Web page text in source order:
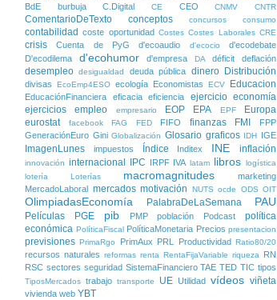
BdE burbuja C.Digital CE CEO CNMV CNTR
ComentarioDeTexto conceptos concursos consumo
contabilidad coste oportunidad Costes Costes Laborales CRE
crisis Cuenta de PyG d'ecoaudio d'ecocio
d'ecodebate
D'ecodilema
d'ecohumor d'empresa DA déficit deflación
desempleo desigualdad deuda pública dinero Distribución
divisas EcoEmp4ESO ecología Economistas ECV Educacion
EducaciónFinanciera eficacia eficiencia
ejercicio economía
ejercicios
empleo empresario EOP EPA EPF
Europa
eurostat
facebook FAG FED FIFO finanzas FMI
FPP
GeneraciónEuro Gini Globalización Glosario graficos IDH IGE
ImagenLunes impuestos Índice Inditex INE inflación
innovación internacional IPC IRPF IVA latam libros logística
lotería
Loterías macromagnitudes
marketing
MercadoLaboral mercados motivación NUTS ocde ODS OIT
OlimpiadasEconomía PalabraDeLaSemana PAU
Películas PGE pib PMP población Podcast
política
económica PolíticaFiscal PolíticaMonetaria Precios presentacion
previsiones PrimaRgo PrimAux PRL Productividad Ratio80/20
recursos naturales reformas renta RentaFijaVariable riqueza
RN
RSC sectores seguridad SistemaFinanciero TAE TED TIC tipos
TiposMercados trabajo transporte UE Utilidad vídeos viñeta
vivienda web YBT